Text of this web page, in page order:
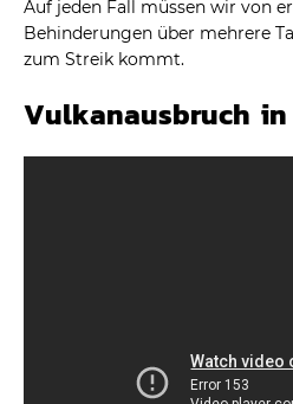
Auf jeden Fall müssen wir von
Behinderungen über mehrere
zum Streik kommt.
Vulkanausbruch